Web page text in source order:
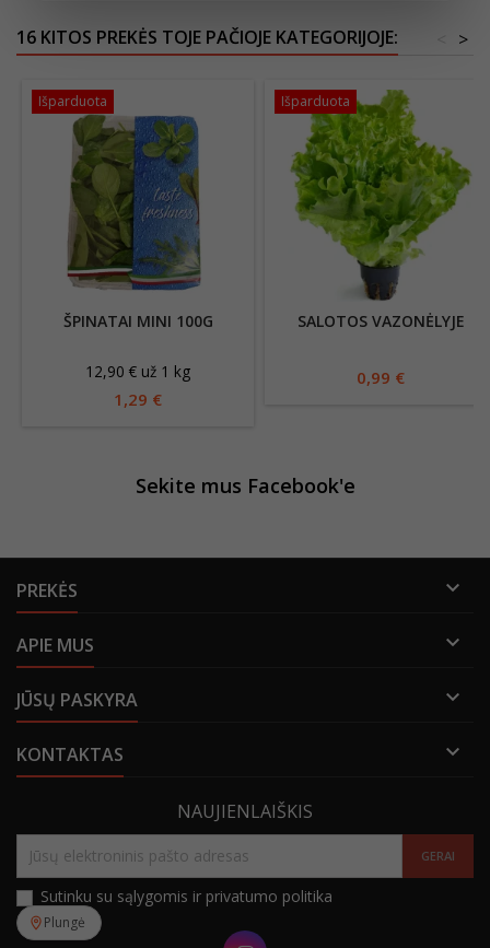
16 KITOS PREKĖS TOJE PAČIOJE KATEGORIJOJE: >
Išparduota
ŠPINATAI MINI 100G
12,90 € už 1 kg
1,29 €
Išparduota
SALOTOS VAZONĖLYJE
0,99 €
Sekite mus Facebook'e
PREKĖS 
APIE MUS 
JŪSŲ PASKYRA 
KONTAKTAS 
NAUJIENLAIŠKIS
Sutinku su sąlygomis ir privatumo politika
Plungė